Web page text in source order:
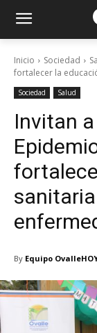
Inicio Sociedad
fortalecer la
Sociedad Salud
Invitan
By Equipo